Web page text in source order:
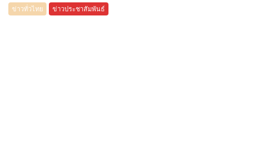
ข่าวทั่วไทย ข่าวประชาสัมพันธ์